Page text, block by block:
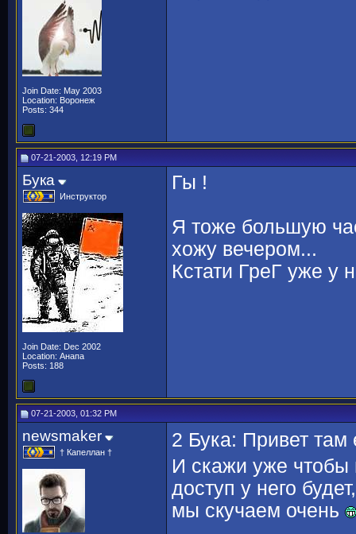
Join Date: May 2003
Location: Воронеж
Posts: 344
07-21-2003, 12:19 PM
Бука
Инструктор
Join Date: Dec 2002
Location: Анапа
Posts: 188
Гы !
Я тоже большую
хожу вечером...
Кстати ГреГ уже у
07-21-2003, 01:32 PM
newsmaker
† Капеллан †
2 Бука: Привет
И скажи уже чтобы
доступ у него
мы скучаем очень